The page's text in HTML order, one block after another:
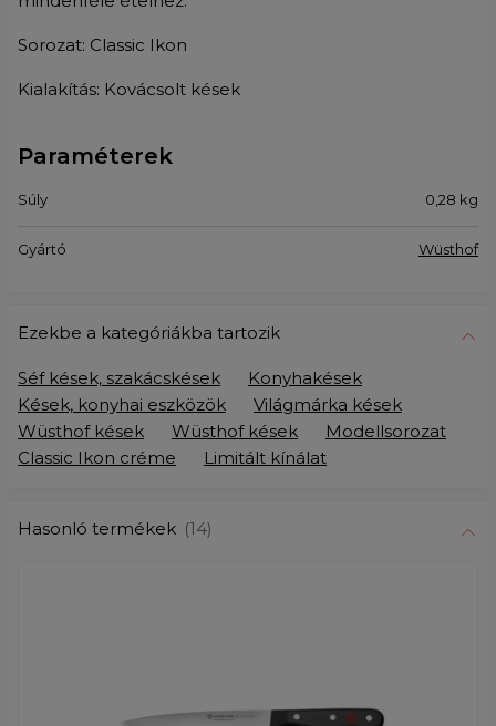
Sorozat: Classic Ikon
Kialakítás: Kovácsolt kések
Paraméterek
Súly 0,28 kg
Gyártó Wüsthof
Ezekbe a kategóriákba tartozik
Séf kések, szakácskések
Konyhakések
Kések, konyhai eszközök
Világmárka kések
Wüsthof kések
Wüsthof kések
Modellsorozat
Classic Ikon créme
Limitált kínálat
Hasonló termékek (14)